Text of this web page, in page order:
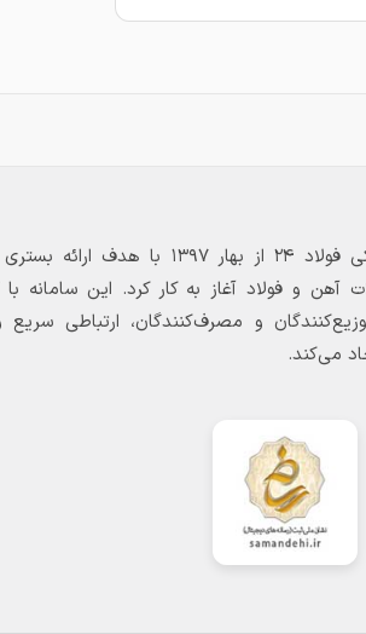
بازارگاه الکترونیکی فولاد ۲۴ از بهار
آهن و فولاد آغاز به کار کرد. این سامانه با
و مصرف‌کنندگان، ارتباطی
می‌کند.